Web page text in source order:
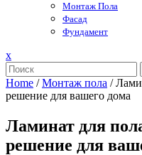
Монтаж Пола
Фасад
Фундамент
xЗакрыть
меню
Home /Монтаж пола /
решение для вашего дома
Ламинат для
решение для